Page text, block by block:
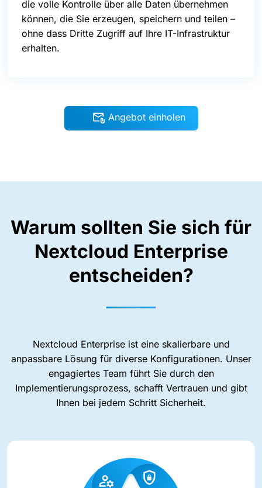
die volle Kontrolle über alle Daten übernehmen
können, die Sie erzeugen, speichern und teilen –
ohne dass Dritte Zugriff auf Ihre IT-Infrastruktur
erhalten.
Angebot einholen
Nextcloud Enterprise ist eine skalierbare und
anpassbare Lösung für diverse Konfigurationen. Unser
engagiertes Team führt Sie durch den
Implementierungsprozess, schafft Vertrauen und gibt
Ihnen bei jedem Schritt Sicherheit.
Warum sollten Sie sich für
Nextcloud Enterprise
entscheiden?